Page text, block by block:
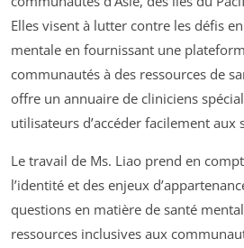
Elles visent à lutter contre les défis
mentale en fournissant une
communautés à des ressources de
offre un annuaire de cliniciens
utilisateurs d’accéder facilement aux
Le travail de Ms. Liao prend en
l’identité et des enjeux
questions en matière de santé
ressources inclusives aux